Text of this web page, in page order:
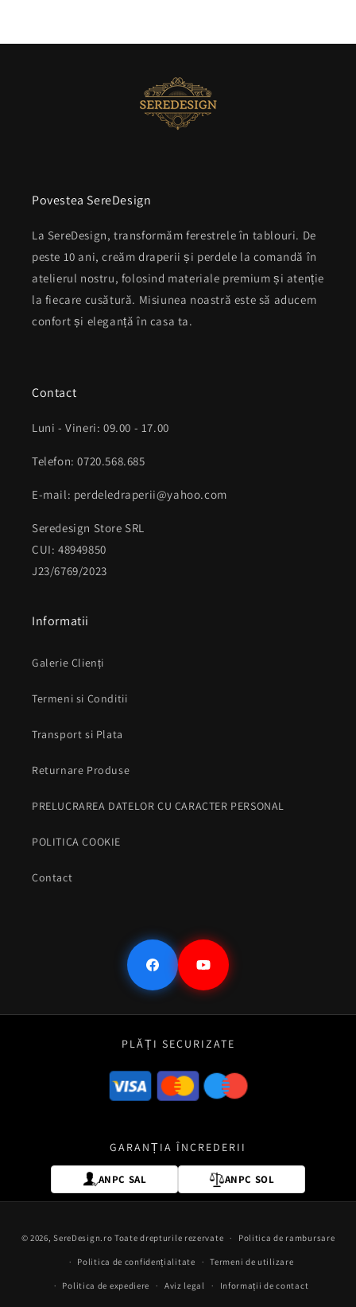
Povestea SereDesign
La SereDesign, transformăm ferestrele în tablouri. De
peste 10 ani, creăm draperii și perdele la comandă în
atelierul nostru, folosind materiale premium și atenție
la fiecare cusătură. Misiunea noastră este să aducem
confort și eleganță în casa ta.
Contact
Luni - Vineri: 09.00 - 17.00
Telefon: 0720.568.685
E-mail: perdeledraperii@yahoo.com
Seredesign Store SRL
CUI: 48949850
J23/6769/2023
Informatii
Galerie Clienți
Termeni si Conditii
Transport si Plata
Returnare Produse
PRELUCRAREA DATELOR CU CARACTER PERSONAL
POLITICA COOKIE
Contact
FacebookYouTube
PLĂȚI SECURIZATE
GARANȚIA ÎNCREDERII
ANPC SAL ANPC SOL
de
plată
© 2026, SereDesign.ro Toate drepturile rezervate Politica de rambursare
Politica de confidențialitate Termeni de utilizare
Politica de expediere Aviz legal Informații de contact